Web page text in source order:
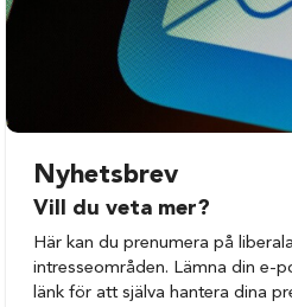
Nyhetsbrev
Vill du veta mer?
Här kan du prenumera på
intresseområden. Lämna din e-
länk för att själva hantera dina